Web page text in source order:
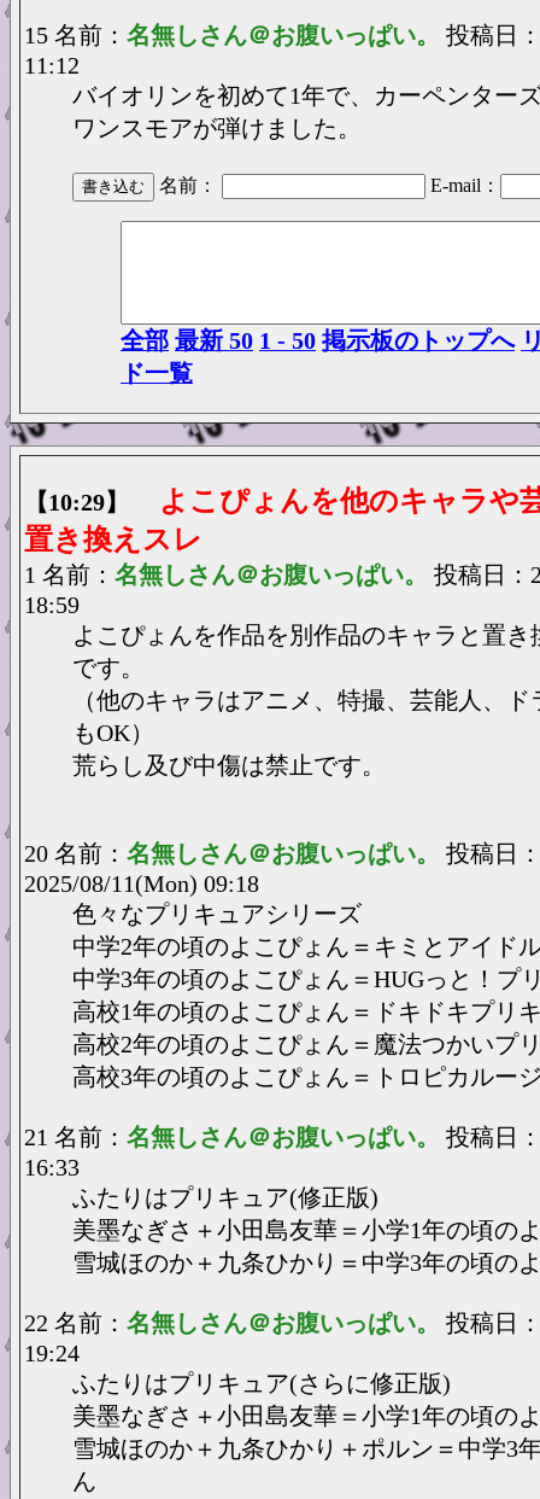
15 名前： 名無しさん＠お腹いっぱい。 投稿日
11:12
バイオリンを初めて1年で、カーペンター
ワンスモアが弾けました。
名前： E-mail：
全部 最新 50 1 - 50 掲示板のトップへ
ド一覧
【10:29】
よこぴょんを他のキャラや
置き換えスレ
1 名前： 名無しさん＠お腹いっぱい。 投稿日：
18:59
よこぴょんを作品を別作品のキャラと置き
です。
（他のキャラはアニメ、特撮、芸能人、
もOK）
荒らし及び中傷は禁止です。
20 名前： 名無しさん＠お腹いっぱい。 投稿日
2025/08/11(Mon) 09:18
色々なプリキュアシリーズ
中学2年の頃のよこぴょん＝キミとアイド
中学3年の頃のよこぴょん＝HUGっと！プ
高校1年の頃のよこぴょん＝ドキドキプリ
高校2年の頃のよこぴょん＝魔法つかいプ
高校3年の頃のよこぴょん＝トロピカルー
21 名前： 名無しさん＠お腹いっぱい。 投稿日
16:33
ふたりはプリキュア(修正版)
美墨なぎさ＋小田島友華＝小学1年の頃の
雪城ほのか＋九条ひかり＝中学3年の頃の
22 名前： 名無しさん＠お腹いっぱい。 投稿日
19:24
ふたりはプリキュア(さらに修正版)
美墨なぎさ＋小田島友華＝小学1年の頃の
雪城ほのか＋九条ひかり＋ポルン＝中学3
ん